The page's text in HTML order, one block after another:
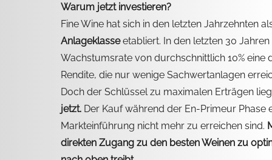
Warum jetzt investieren?
Fine Wine hat sich in den letzten Jahrzehnten
Anlageklasse etabliert. In den letzten 30
Wachstumsrate von durchschnittlich 10%
Rendite, die nur wenige Sachwertanlagen
Doch der Schlüssel zu maximalen Erträgen
jetzt. Der Kauf während der En-Primeur
Markteinführung nicht mehr zu erreichen sind.
direkten Zugang zu den besten Weinen zu